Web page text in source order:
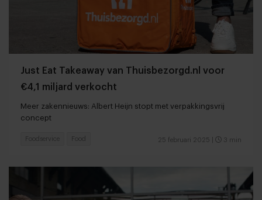
Just Eat Takeaway van Thuisbezorgd.nl voor
€4,1 miljard verkocht
Meer zakennieuws: Albert Heijn stopt met verpakkingsvrij
concept
25 februari 2025 3 min
Foodservice Food